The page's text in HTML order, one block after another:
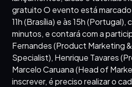
gratuito O evento está marcado
11h (Brasília) e às 15h
minutos, e contará com a
Fernandes (Product Marketing
Specialist), Henrique Tavares
Marcelo Caruana (Head of
inscrever, é preciso realizar o